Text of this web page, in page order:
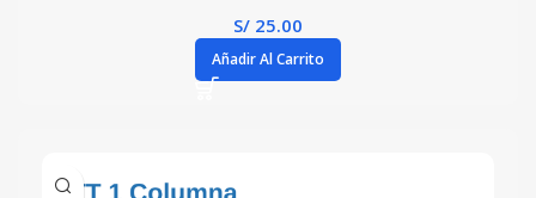
S/ 25.00
Añadir Al Carrito